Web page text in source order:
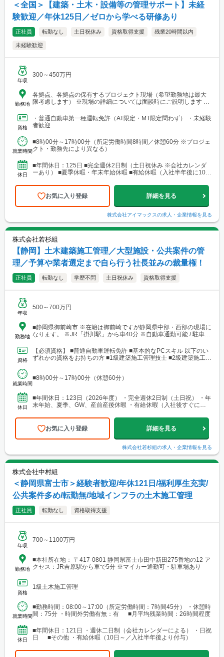
＜全国＞【建築・土木・設備等の管理サポート】未経
験歓迎／年休125日／ゼロから学べる研修あり
正社員 転勤なし 土日祝休み 資格取得支援 残業20時間以内
未経験歓迎
年収
300～450万円
勤務地
各拠点、各拠点の保有するプロジェクト現場（希望勤務地は最大
限考慮します） ※現場の詳細については面談時にご説明します
渋谷区代々木2-23-1 ニューステートメナー1055 └アクセス：京王
線「新宿駅」から徒歩5分 ※東京都を中心とした首都圏のほか、栃
木・群馬・茨城・埼玉・山梨・千葉・神奈川などに関東圏内の現
7-4（アーケード内） 宮城商事ビル4F ※宮城県エリアのほか、青
森・岩手・秋田・山形・福島などに現場あり ■北日本支店 札
北10条西3丁目13 NKエルムビル1F └アクセス：地下鉄「北12条
駅」徒歩3分、JR「札幌駅」徒歩9分 ※札幌を中心とした道央圏の
ど）に現場あり。 ■関西支店 神戸営業所 兵庫県神戸市中央区東
町122-2 港都ビル8階 └アクセス：「三宮・花時計前駅」から徒歩
2分、「三宮駅」から徒歩8分 ※関西、近畿圏を中心としたエリア
のほか、西日本（九州・四国・中国）にも現場あり。 ■関西
支店 大阪事務所 大阪府大阪市北区梅田1-1-3-500 大阪駅前第3ビル
5階10号 └アクセス：阪急電鉄「大阪梅田駅」、御堂筋線「梅田
駅」、JR「大阪駅」よりアクセス良好 ※関西、近畿圏を中心とし
たエリアのほか、東海・北陸エリアにも現場あり。
資格
・普通自動車第一種運転免許（AT限定・MT限定問わず） ・未経験
者歓迎
就業時間
■8時00分～17時00分（所定労働時間8時間／休憩60分 ※プロジェ
クト・勤務先により異なる）
休日
■年間休日：125日 ■完全週休2日制（土日祝休み ※会社カレンダ
ーあり） ■夏季休暇・年末年始休暇 ■有給休暇（入社半年後に10日
お気に入り登録 詳細を見る
株式会社アイマックスの求人・企業情報を見る
株式会社若杉組
【静岡】土木建築施工管理／大型施設・公共案件の管
理／予算や業者選定まで自ら行う社長並みの裁量権！
正社員 転勤なし 学歴不問 土日祝休み 資格取得支援
年収
500～700万円
勤務地
■静岡県御前崎市 ※在籍は御前崎ですが静岡県中部・西部の現場に
なります。 ※JR「掛川駅」から車40分 ※自動車通勤可能 / 駐車場
資格
【必須資格】 ■普通自動車運転免許 ■基本的なPCスキル 以下のい
ずれかの資格をお持ちの方 ■1級建築施工管理技士 ■2級建築施工管
就業時間
■8時00分～17時00分（休憩60分）
休日
■年間休日：123日（2026年度） ・完全週休2日制（土日祝） ・年
末年始、夏季、GW、産前産後休暇 ・有給休暇（入社後すぐに有
お気に入り登録 詳細を見る
株式会社若杉組の求人・企業情報を見る
株式会社中村組
＜静岡県富士市＞経験者歓迎/年休121日/福利厚生充実/
公共案件多め/転勤無/地域インフラの土木施工管理
正社員 転勤なし 資格取得支援
年収
700～1100万円
勤務地
■本社所在地： 〒417-0801 静岡県富士市田中新田275番地の12 ア
クセス：JR吉原駅から車で5分 ※マイカー通勤可・駐車場あり
資格
1級土木施工管理
就業時間
■勤務時間：08:00～17:00（所定労働時間：7時間45分） ・休憩時
間：75分 ・時間外労働有無：有 ■月平均残業時間：26時間程度
休日
■年間休日：121日 ・週休二日制（会社カレンダーによる） ・日祝
日 ■その他 ・有給休暇（10日～／入社半年後より付与）